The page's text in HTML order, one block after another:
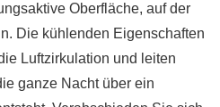
Oberfläche, auf der
Die kühlenden Eigenschaften
Luftzirkulation und leiten
ganze Nacht über ein